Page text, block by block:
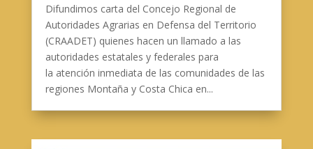
Difundimos carta del Concejo Regional de
Autoridades Agrarias en Defensa del Territorio
(CRAADET) quienes hacen un llamado a las
autoridades estatales y federales para
la atención inmediata de las comunidades de las
regiones Montaña y Costa Chica en...